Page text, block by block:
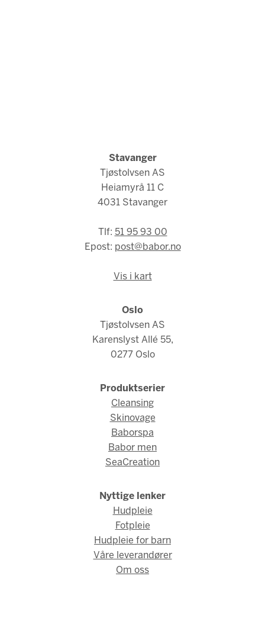
Stavanger
Tjøstolvsen AS
Heiamyrå 11 C
4031 Stavanger
Tlf: 51 95 93 00
Epost: post@babor.no
Vis i kart
Oslo
Tjøstolvsen AS
Karenslyst Allé 55,
0277 Oslo
Produktserier
Cleansing
Skinovage
Baborspa
Babor men
SeaCreation
Nyttige lenker
Hudpleie
Fotpleie
Hudpleie for barn
Våre leverandører
Om oss